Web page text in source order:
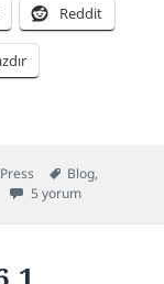
Reddit
Etiketler
Blog,
User Photo – Türkçe
5 yorum